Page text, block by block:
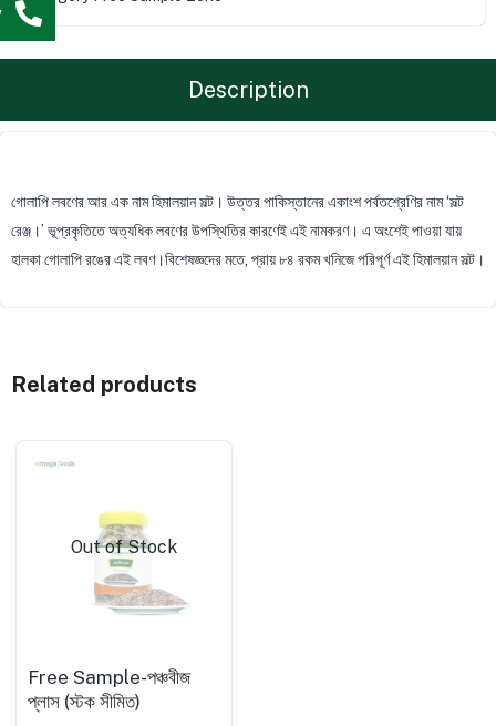
Description
গোলাপি লবণের আর এক নাম হিমালয়ান সল্ট। উত্তর পাকিস্তানের একাংশ পর্বতশ্রেণির নাম ‘সল্ট
রেঞ্জ।’ ভূপ্রকৃতিতে অত্যধিক লবণের উপস্থিতির কারণেই এই নামকরণ। এ অংশেই পাওয়া যায়
হালকা গোলাপি রঙের এই লবণ।বিশেষজ্ঞদের মতে, প্রায় ৮৪ রকম খনিজে পরিপূর্ণ এই হিমালয়ান সল্ট।
Related products
Out of Stock
Free Sample-পঞ্চবীজ
প্লাস (স্টক সীমিত)